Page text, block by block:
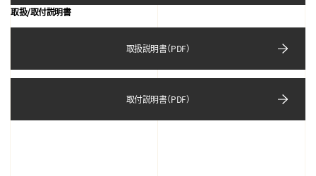
取扱/取付説明書
取扱説明書（PDF）
取付説明書（PDF）